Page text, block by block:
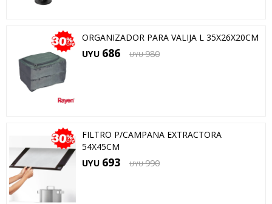
ORGANIZADOR PARA VALIJA L 35X26X20CM
UYU 686 UYU 980
FILTRO P/CAMPANA EXTRACTORA
54X45CM
UYU 693 UYU 990